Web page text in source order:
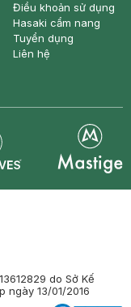
Điều khoản sử dụng
Hasaki cẩm nang
Tuyển dụng
Liên hệ
do Sở Kế
ngày 13/01/2016